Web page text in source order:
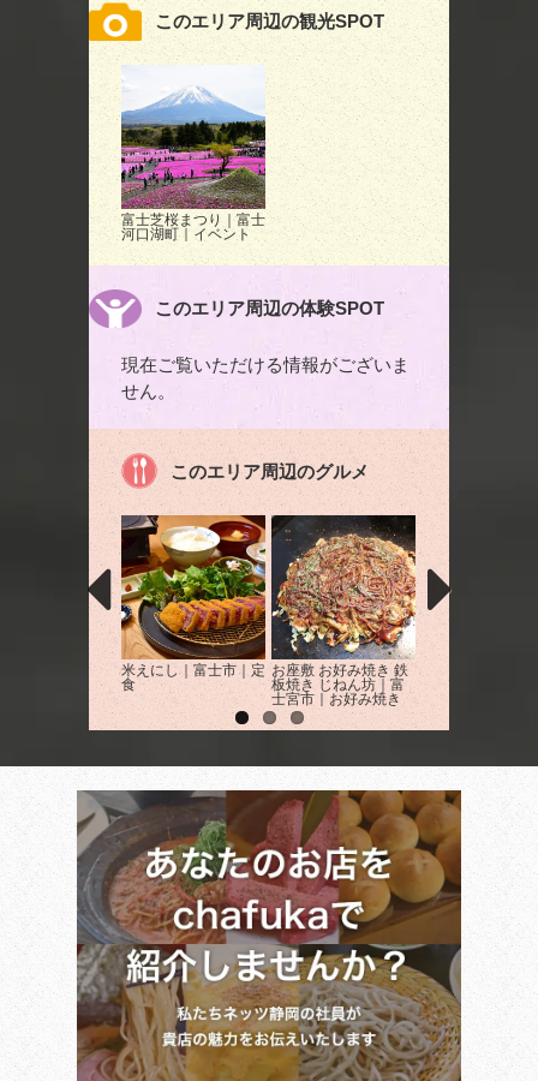
このエリア周辺の観光SPOT
富士芝桜まつり｜富士
河口湖町｜イベント
このエリア周辺の体験SPOT
現在ご覧いただける情報がございま
せん。
このエリア周辺のグルメ
米えにし｜富士市｜定
食
お座敷 お好み焼き 鉄
板焼き じねん坊｜富
士宮市｜お好み焼き
市｜イタリアン